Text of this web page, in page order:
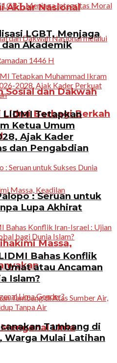
Akbar Nasional
Sosial dan Dakwah
Lidmi Berbagi Berkah
Massa,
Lima
LGBT, Menjaga
Akademik
LIDMI Tetapkan
Ketua Umum
Ajak Kader
dan Pengabdian
: Seruan untuk
Lupa Akhirat
Bahas Konflik
Umat atau Ancaman
Islam?
Tambang di
Warga Mulai Latihan